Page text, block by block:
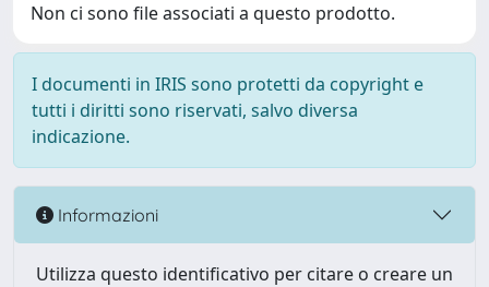
Non ci sono file associati a questo prodotto.
I documenti in IRIS sono protetti da copyright e
tutti i diritti sono riservati, salvo diversa
indicazione.
Informazioni
Utilizza questo identificativo per citare o creare un